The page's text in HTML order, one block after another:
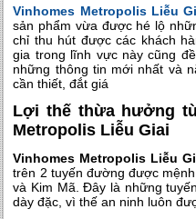
Vinhomes Metropolis Liễu
sản phẩm vừa được hé lộ
chỉ thu hút được các khách
gia trong lĩnh vực này cũng
những thông tin mới nhất và
cần thiết, đắt giá
Lợi thế thừa hưởng
Metropolis Liễu Giai
Vinhomes Metropolis Liễu
trên 2 tuyến đường được
và Kim Mã. Đây là những
dày đặc, vì thế an ninh luôn